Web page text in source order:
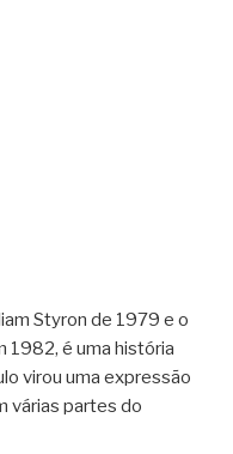
Styron de 1979 e o
1982, é uma história
virou uma expressão
várias partes do